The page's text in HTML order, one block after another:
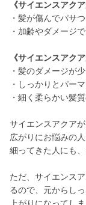
《サイエンスアク
・髪が傷んでパサ
・加齢やダメージ
《サイエンスアク
・髪のダメージが
・しっかりとパー
・細く柔らかい髪
サイエンスアクア
広がりにお悩みの
細ってきた人にも
ただ、サイエンス
るので、元からし